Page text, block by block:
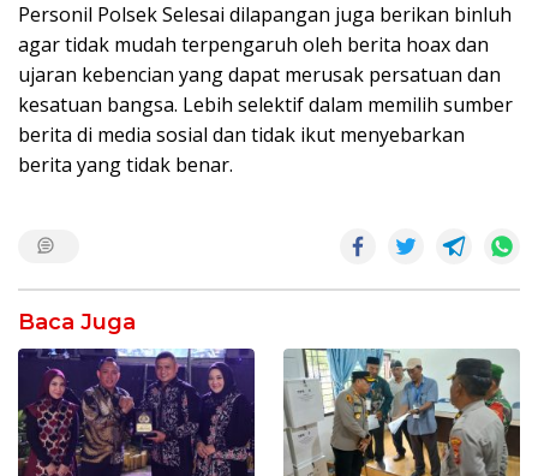
Personil Polsek Selesai dilapangan juga berikan binluh
agar tidak mudah terpengaruh oleh berita hoax dan
ujaran kebencian yang dapat merusak persatuan dan
kesatuan bangsa. Lebih selektif dalam memilih sumber
berita di media sosial dan tidak ikut menyebarkan
berita yang tidak benar.
Baca Juga